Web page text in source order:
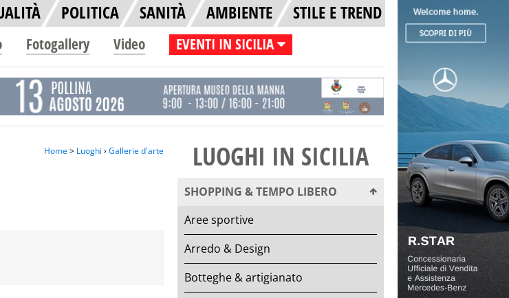
POLITICA SANITÀ AMBIENTE STILE E TREND
Fotogallery Video EVENTI IN SICILIA
Home> Luoghi › Gallerie d'arte LUOGHI IN SICILIA
SHOPPING & TEMPO LIBERO
Aree sportive
Arredo & Design
Botteghe & artigianato